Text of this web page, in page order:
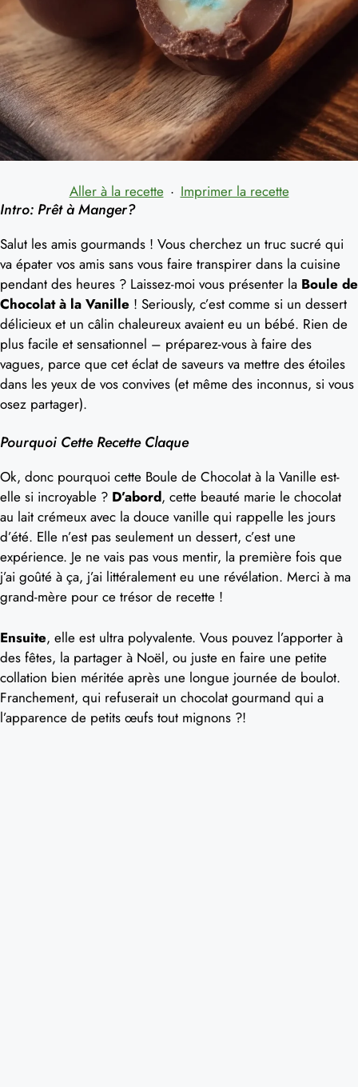
Aller à la recette · Imprimer la recette
Intro: Prêt à Manger?
Salut les amis gourmands ! Vous cherchez un truc sucré qui
va épater vos amis sans vous faire transpirer dans la cuisine
pendant des heures ? Laissez-moi vous présenter la Boule de
Chocolat à la Vanille ! Seriously, c’est comme si un dessert
délicieux et un câlin chaleureux avaient eu un bébé. Rien de
plus facile et sensationnel – préparez-vous à faire des
vagues, parce que cet éclat de saveurs va mettre des étoiles
dans les yeux de vos convives (et même des inconnus, si vous
osez partager).
Pourquoi Cette Recette Claque
Ok, donc pourquoi cette Boule de Chocolat à la Vanille est-
elle si incroyable ? D’abord, cette beauté marie le chocolat
au lait crémeux avec la douce vanille qui rappelle les jours
d’été. Elle n’est pas seulement un dessert, c’est une
expérience. Je ne vais pas vous mentir, la première fois que
j’ai goûté à ça, j’ai littéralement eu une révélation. Merci à ma
grand-mère pour ce trésor de recette !
Ensuite, elle est ultra polyvalente. Vous pouvez l’apporter à
des fêtes, la partager à Noël, ou juste en faire une petite
collation bien méritée après une longue journée de boulot.
Franchement, qui refuserait un chocolat gourmand qui a
l’apparence de petits œufs tout mignons ?!